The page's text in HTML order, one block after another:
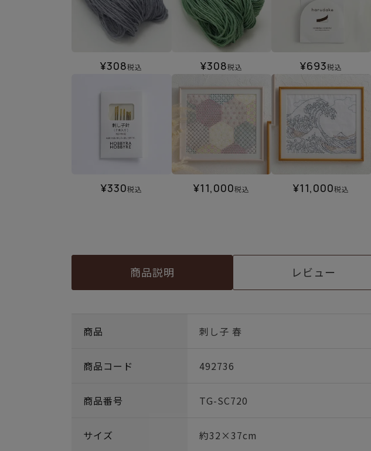
¥308税込 ¥308税込 ¥693税込
¥330税込 ¥11,000税込 ¥11,000税込
商品説明 レビュー
商品 刺し子 春
商品コード 492736
商品番号 TG-SC720
サイズ 約32×37cm